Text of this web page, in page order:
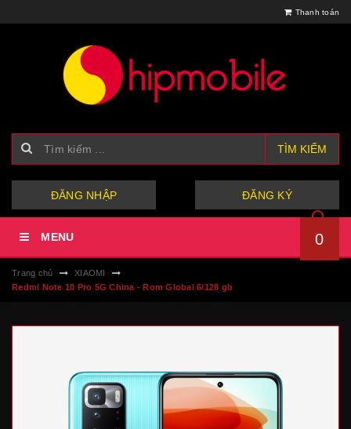
Thanh toán
TÌM KIẾM
ĐĂNG NHẬP ĐĂNG KÝ
MENU 0
Trang chủ
XIAOMI
Redmi Note 10 Pro 5G China - Rom Global 6/128 gb